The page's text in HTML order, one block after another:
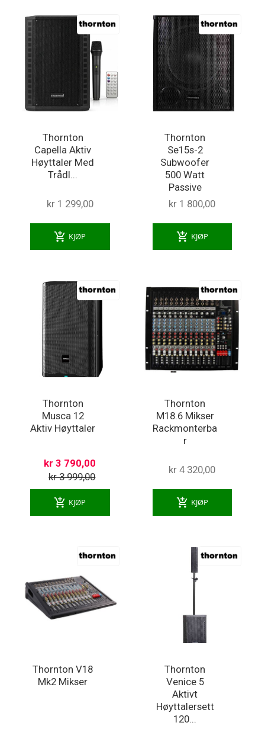
Thornton
Capella Aktiv
Høyttaler Med
Trådl...
kr 1 299,00
add_shopping_cart KJØP
Thornton
Se15s-2
Subwoofer
500 Watt
Passive
kr 1 800,00
add_shopping_cart KJØP
Thornton
Musca 12
Aktiv Høyttaler
kr 3 790,00
kr 3 999,00
add_shopping_cart KJØP
Thornton
M18.6 Mikser
Rackmonterba
r
kr 4 320,00
add_shopping_cart KJØP
Thornton V18
Mk2 Mikser
Thornton
Venice 5
Aktivt
Høyttalersett
120...